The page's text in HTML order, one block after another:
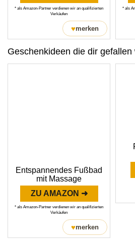
* als Amazon-Partner verdienen wir an qualifizierten
Verkäufen
♥merken
* als
Geschenkideen die dir gefallen
Entspannendes Fußbad
mit Massage
ZU AMAZON ➜
* als Amazon-Partner verdienen wir an qualifizierten
Verkäufen
♥merken